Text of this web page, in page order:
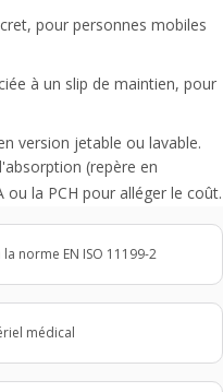
pour personnes mobiles
à un slip de maintien, pour
version jetable ou lavable.
(repère en
la PCH pour alléger le coût.
norme EN ISO 11199-2
médical